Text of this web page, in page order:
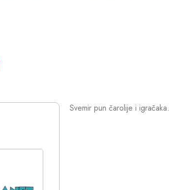
Svemir pun čarolije i igračaka.